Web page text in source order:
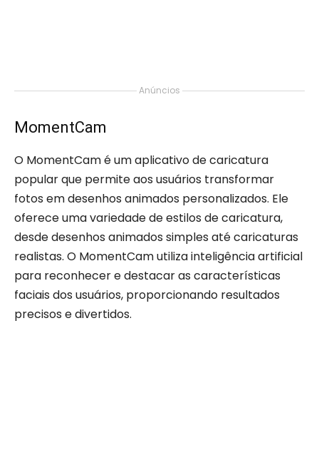
Anúncios
MomentCam
O MomentCam é um aplicativo de caricatura
popular que permite aos usuários transformar
fotos em desenhos animados personalizados. Ele
oferece uma variedade de estilos de caricatura,
desde desenhos animados simples até caricaturas
realistas. O MomentCam utiliza inteligência artificial
para reconhecer e destacar as características
faciais dos usuários, proporcionando resultados
precisos e divertidos.